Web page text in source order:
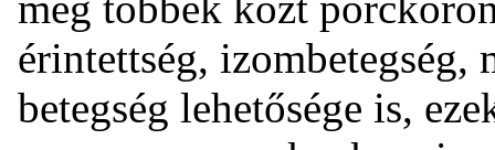
érintettség, izombetegség,
betegség lehetősége is,